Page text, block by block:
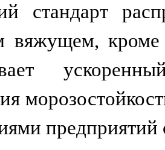
стандарт
вяжущем,
предприятий